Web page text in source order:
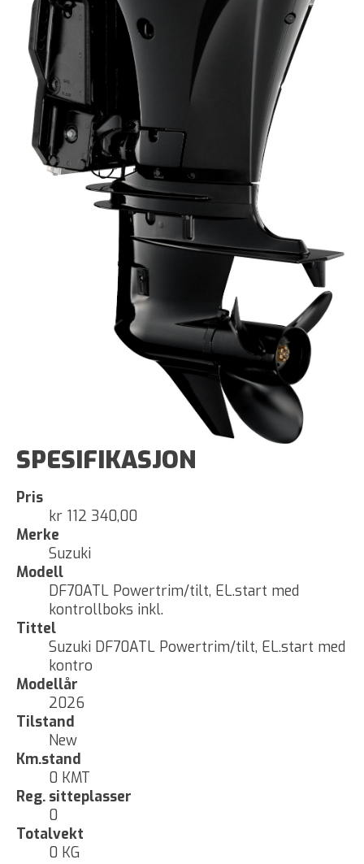
SPESIFIKASJON
Pris
kr 112 340,00
Merke
Suzuki
Modell
DF70ATL Powertrim/tilt, EL.start med
kontrollboks inkl.
Tittel
Suzuki DF70ATL Powertrim/tilt, EL.start med
kontro
Modellår
2026
Tilstand
New
Km.stand
0 KMT
Reg. sitteplasser
0
Totalvekt
0 KG